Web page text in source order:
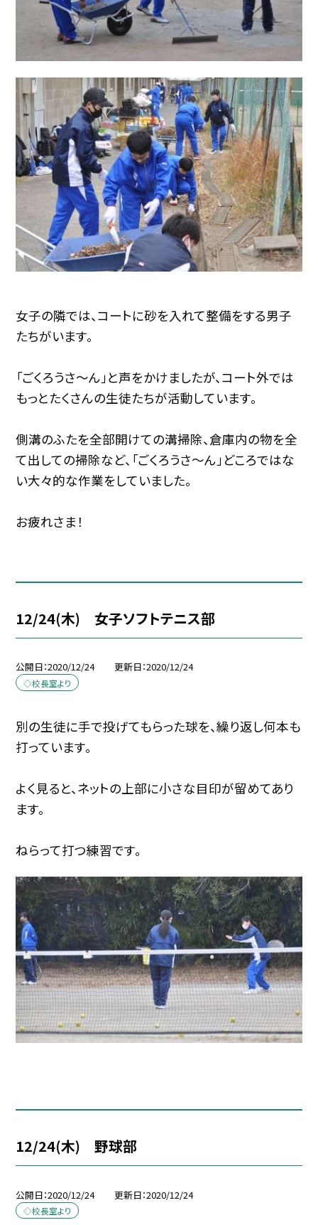
女子の隣では、コートに砂を入れて整備をする男子
たちがいます。
「ごくろうさ〜ん」と声をかけましたが、コート外では
もっとたくさんの生徒たちが活動しています。
側溝のふたを全部開けての溝掃除、倉庫内の物を全
て出しての掃除など、「ごくろうさ〜ん」どころではな
い大々的な作業をしていました。
お疲れさま！
12/24(木) 女子ソフトテニス部
公開日 2020/12/24 更新日 2020/12/24
◇校長室より
別の生徒に手で投げてもらった球を、繰り返し何本も
打っています。
よく見ると、ネットの上部に小さな目印が留めてあり
ます。
ねらって打つ練習です。
12/24(木) 野球部
公開日 2020/12/24 更新日 2020/12/24
◇校長室より